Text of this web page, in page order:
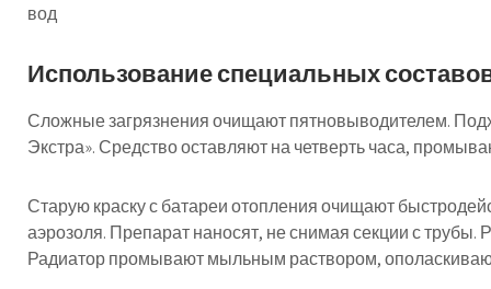
вод
Использование специальных
Сложные загрязнения очищают пятновыводителем.
Экстра». Средство оставляют на четверть часа,
Старую краску с батареи отопления очищают
аэрозоля. Препарат наносят, не снимая секции с
Радиатор промывают мыльным раствором,